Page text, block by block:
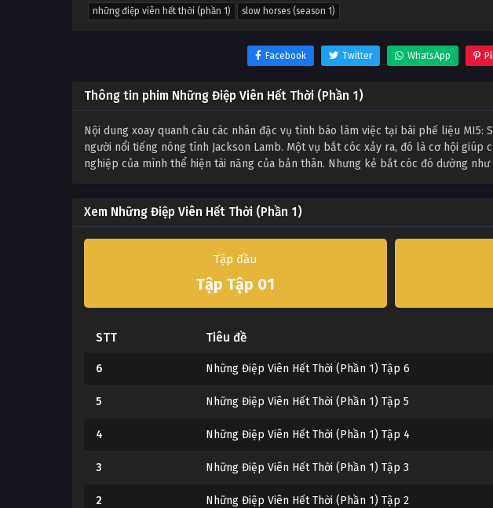
những điệp viên hết thời (phần 1) slow horses (season 1)
Facebook Twitter WhatsApp
Thông tin phim Những Điệp Viên Hết Thời (Phần 1)
Nội dung xoay quanh câu các nhân đặc vụ tình báo làm việc tại bãi phế liệu MI5:
người nổi tiếng nóng tính Jackson Lamb. Một vụ bắt cóc xảy ra, đó là cơ hội giúp
nghiệp của mình thể hiện tài năng của bản thân. Nhưng kẻ bắt cóc đó dường
Xem Những Điệp Viên Hết Thời (Phần 1)
Tập đầu
Tập Tập 01
STT Tiêu đề
6 Những Điệp Viên Hết Thời (Phần 1) Tập 6
5 Những Điệp Viên Hết Thời (Phần 1) Tập 5
4 Những Điệp Viên Hết Thời (Phần 1) Tập 4
3 Những Điệp Viên Hết Thời (Phần 1) Tập 3
2 Những Điệp Viên Hết Thời (Phần 1) Tập 2